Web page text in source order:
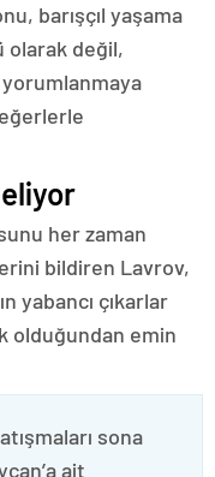
barışçıl yaşama
olarak değil,
her zaman
bildiren Lavrov,
yabancı çıkarlar
olduğundan emin
sona
ait